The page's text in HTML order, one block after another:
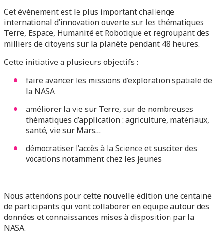
Cet événement est le plus important challenge
international d’innovation ouverte sur les thématiques
Terre, Espace, Humanité et Robotique et regroupant des
milliers de citoyens sur la planète pendant 48 heures.
Cette initiative a plusieurs objectifs :
faire avancer les missions d’exploration spatiale de
la NASA
améliorer la vie sur Terre, sur de nombreuses
thématiques d’application : agriculture, matériaux,
santé, vie sur Mars…
démocratiser l’accès à la Science et susciter des
vocations notamment chez les jeunes
Nous attendons pour cette nouvelle édition une centaine
de participants qui vont collaborer en équipe autour des
données et connaissances mises à disposition par la
NASA.